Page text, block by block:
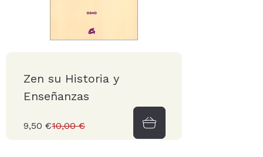
Zen su Historia y
Enseñanzas
9,50 €10,00 €